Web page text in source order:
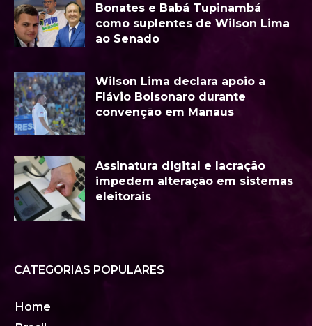
Bonates e Babá Tupinambá
como suplentes de Wilson Lima
ao Senado
Wilson Lima declara apoio a
Flávio Bolsonaro durante
convenção em Manaus
Assinatura digital e lacração
impedem alteração em sistemas
eleitorais
CATEGORIAS POPULARES
Home